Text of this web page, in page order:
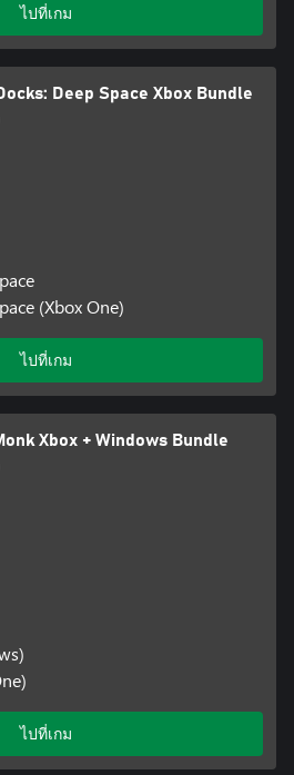
ไปที่เกม
Deep Space Xbox Bundle
(Xbox One)
ไปที่เกม
Xbox + Windows Bundle
ไปที่เกม